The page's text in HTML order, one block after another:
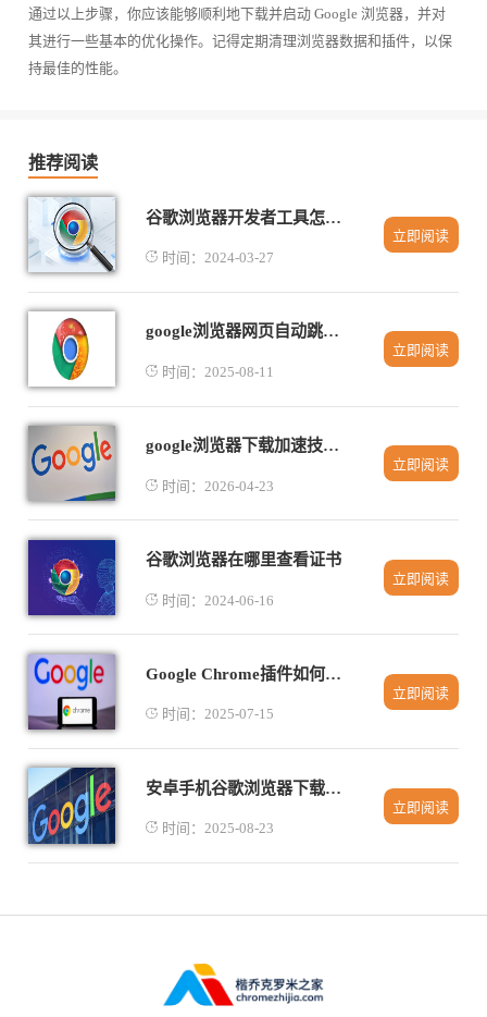
通过以上步骤，你应该能够顺利地下载并启动 Google 浏览器，并对
其进行一些基本的优化操作。记得定期清理浏览器数据和插件，以保
持最佳的性能。
推荐阅读
谷歌浏览器开发者工具怎么设置中文
时间：2024-03-27
立即阅读
google浏览器网页自动跳转怎么禁止实用技巧
时间：2025-08-11
立即阅读
google浏览器下载加速技巧实用方法
时间：2026-04-23
立即阅读
谷歌浏览器在哪里查看证书
时间：2024-06-16
立即阅读
Google Chrome插件如何帮助网页性能优化
时间：2025-07-15
立即阅读
安卓手机谷歌浏览器下载失败后重试技巧详解
时间：2025-08-23
立即阅读